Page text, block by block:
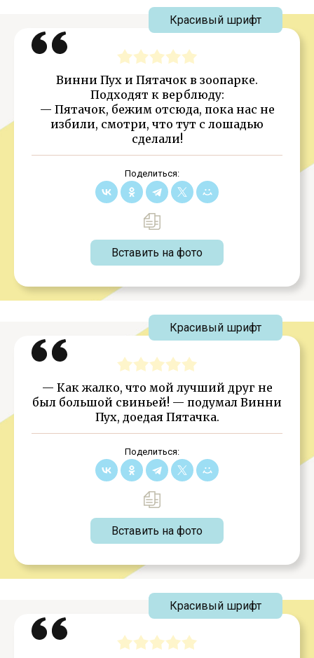
Винни Пух и Пятачок в зоопарке.
Подходят к верблюду:
— Пятачок, бежим отсюда, пока нас не
избили, смотри, что тут с лошадью
сделали!
Поделиться:
Вставить на фото
Красивый шрифт
— Как жалко, что мой лучший друг не
был большой свиньей! — подумал Винни
Пух, доедая Пятачка.
Поделиться:
Вставить на фото
Красивый шрифт
Красивый шрифт